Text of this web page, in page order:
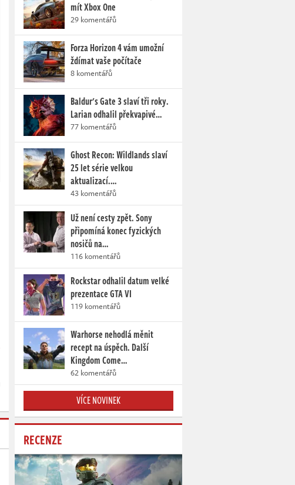
mít Xbox One
29 komentářů
Forza Horizon 4 vám umožní
ždímat vaše počítače
8 komentářů
Baldur's Gate 3 slaví tři roky.
Larian odhalil překvapivé…
77 komentářů
Ghost Recon: Wildlands slaví
25 let série velkou
aktualizací.…
43 komentářů
Už není cesty zpět. Sony
připomíná konec fyzických
nosičů na…
116 komentářů
Rockstar odhalil datum velké
prezentace GTA VI
119 komentářů
Warhorse nehodlá měnit
recept na úspěch. Další
Kingdom Come…
62 komentářů
VÍCE NOVINEK
RECENZE